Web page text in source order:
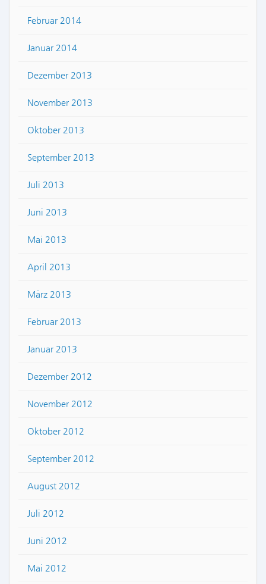
Februar 2014
Januar 2014
Dezember 2013
November 2013
Oktober 2013
September 2013
Juli 2013
Juni 2013
Mai 2013
April 2013
März 2013
Februar 2013
Januar 2013
Dezember 2012
November 2012
Oktober 2012
September 2012
August 2012
Juli 2012
Juni 2012
Mai 2012